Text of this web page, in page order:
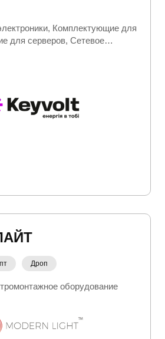
Комплектующие для
для серверов Сетевое
Дроп
оборудование